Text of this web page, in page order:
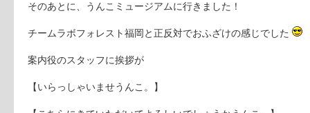
そのあとに、うんこミュージアムに行きました！
チームラボフォレスト福岡と正反対でおふざけの感じでした
案内役のスタッフに挨拶が
【いらっしゃいませうんこ。】